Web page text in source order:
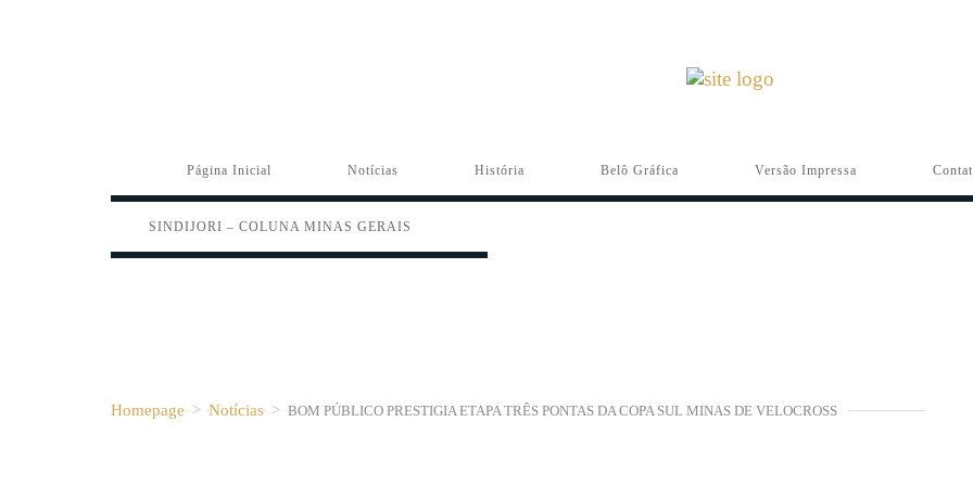
Página Inicial Notícias História Belô Gráfica Versão Impressa
SINDIJORI – COLUNA MINAS GERAIS
Homepage > Notícias > BOM PÚBLICO PRESTIGIA ETAPA TRÊS PONTAS DA COPA SUL MINAS DE VELOCROSS